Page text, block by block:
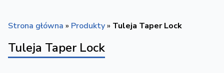
Strona główna » Produkty» Tuleja Taper Lock
Tuleja Taper Lock